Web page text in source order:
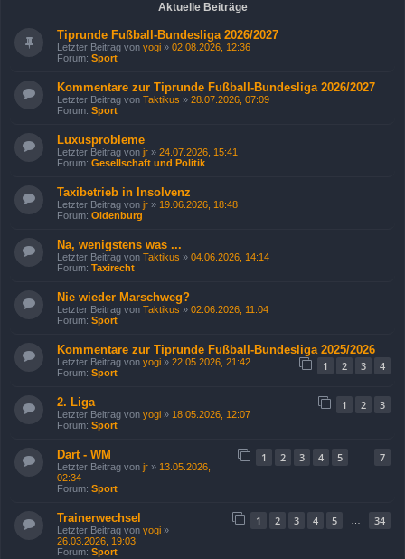
Aktuelle Beiträge
Tiprunde Fußball-Bundesliga 2026/2027
Letzter Beitrag von yogi » 02.08.2026, 12:36
Forum: Sport
Kommentare zur Tiprunde Fußball-Bundesliga 2026/2027
Letzter Beitrag von Taktikus » 28.07.2026, 07:09
Forum: Sport
Luxusprobleme
Letzter Beitrag von jr » 24.07.2026, 15:41
Forum: Gesellschaft und Politik
Taxibetrieb in Insolvenz
Letzter Beitrag von jr » 19.06.2026, 18:48
Forum: Oldenburg
Na, wenigstens was ...
Letzter Beitrag von Taktikus » 04.06.2026, 14:14
Forum: Taxirecht
Nie wieder Marschweg?
Letzter Beitrag von Taktikus » 02.06.2026, 11:04
Forum: Sport
Kommentare zur Tiprunde Fußball-Bundesliga 2025/2026
1
2 3 4
Letzter Beitrag von yogi » 22.05.2026, 21:42
Forum: Sport
2. Liga 1 2 3
Letzter Beitrag von yogi » 18.05.2026, 12:07
Forum: Sport
Dart - WM 1 2 3 4 5 7
Letzter Beitrag von jr » 13.05.2026,
02:34
Forum: Sport
Trainerwechsel 1 2 3 4 5 34
Letzter Beitrag von yogi »
26.03.2026, 19:03
Forum: Sport